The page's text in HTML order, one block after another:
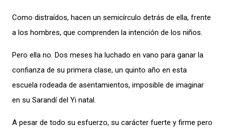
Como distraídos, hacen un semicírculo detrás de ella, frente
a los hombres, que comprenden la intención de los niños.
Pero ella no. Dos meses ha luchado en vano para ganar la
confianza de su primera clase, un quinto año en esta
escuela rodeada de asentamientos, imposible de imaginar
en su Sarandí del Yi natal.
A pesar de todo su esfuerzo, su carácter fuerte y firme pero